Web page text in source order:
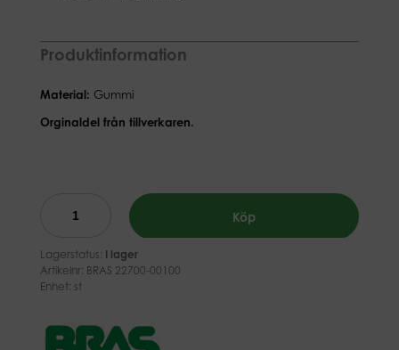
Produktinformation
Material: Gummi
Orginaldel från tillverkaren.
Köp
Lagerstatus: I lager
Artikelnr: BRAS 22700-00100
Enhet: st